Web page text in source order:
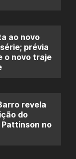
ao novo
prévia
o novo traje
revela
do
no